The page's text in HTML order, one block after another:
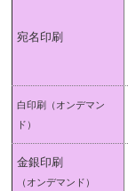
宛名印刷
白印刷
（オンデマン
ド）
金銀印刷
（オンデマンド）